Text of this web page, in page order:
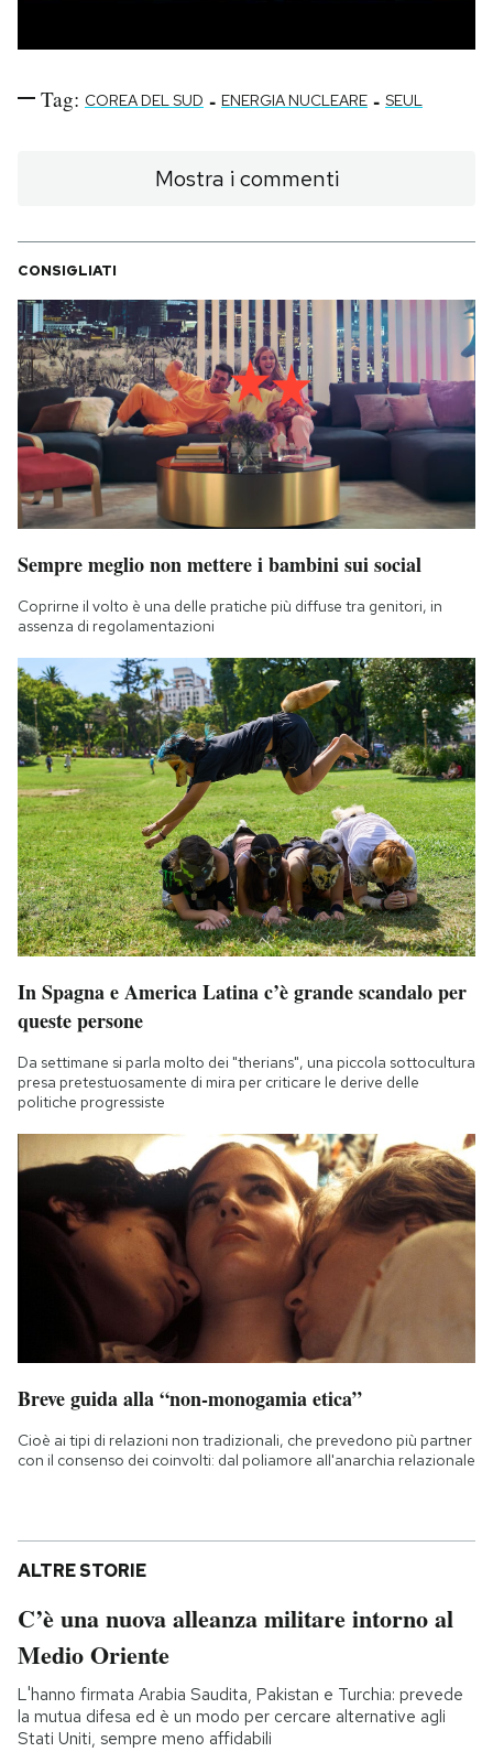
Tag: COREA DEL SUD - ENERGIA NUCLEARE - SEUL
Mostra i commenti
CONSIGLIATI
Sempre meglio non mettere i bambini sui social
Coprirne il volto è una delle pratiche più diffuse tra genitori, in
assenza di regolamentazioni
In Spagna e America Latina c’è grande scandalo per
queste persone
Da settimane si parla molto dei "therians", una piccola sottocultura
presa pretestuosamente di mira per criticare le derive delle
politiche progressiste
Breve guida alla “non-monogamia etica”
Cioè ai tipi di relazioni non tradizionali, che prevedono più partner
con il consenso dei coinvolti: dal poliamore all'anarchia relazionale
ALTRE STORIE
C’è una nuova alleanza militare intorno al
Medio Oriente
L'hanno firmata Arabia Saudita, Pakistan e Turchia: prevede
la mutua difesa ed è un modo per cercare alternative agli
Stati Uniti, sempre meno affidabili